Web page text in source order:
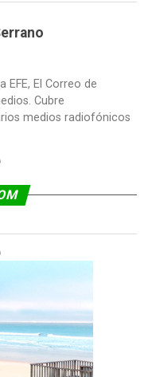
EFE, El Correo de
Cubre
medios radiofónicos